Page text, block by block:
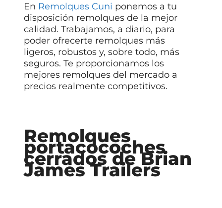
En Remolques Cuni ponemos a tu
disposición remolques de la mejor
calidad. Trabajamos, a diario, para
poder ofrecerte remolques más
ligeros, robustos y, sobre todo, más
seguros. Te proporcionamos los
mejores remolques del mercado a
precios realmente competitivos.
Remolques
portacocoches
cerrados de Brian
James Trailers